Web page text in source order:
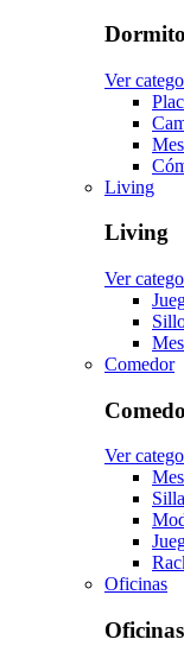
Ver
Living
Living
Ver
Comedor
Ver
Oficinas
Oficinas